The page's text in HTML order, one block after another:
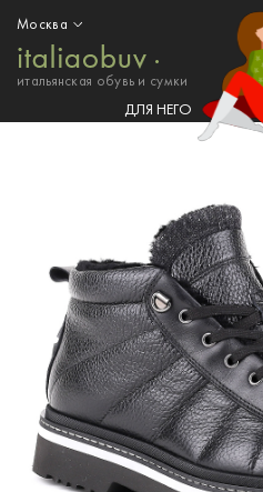
итальянская обувь и сумки
Москва
ДЛЯ НЕГО